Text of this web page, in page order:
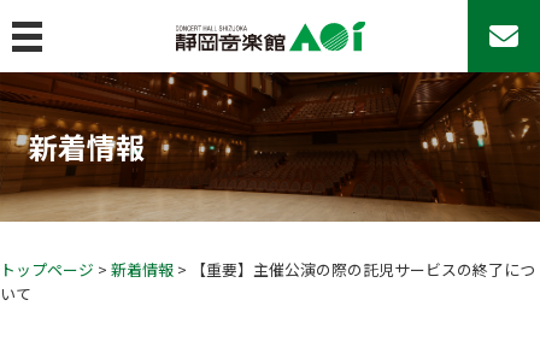
トップページ
コンサート&イベント
コンサート＆イベント
コンサートシリーズ
アマチュア・アンサンブルの日♪
その他のコンサート
新着情報
トップページ > 新着情報 > 【重要】主催公演の際の託児サービスの終了につ
いて